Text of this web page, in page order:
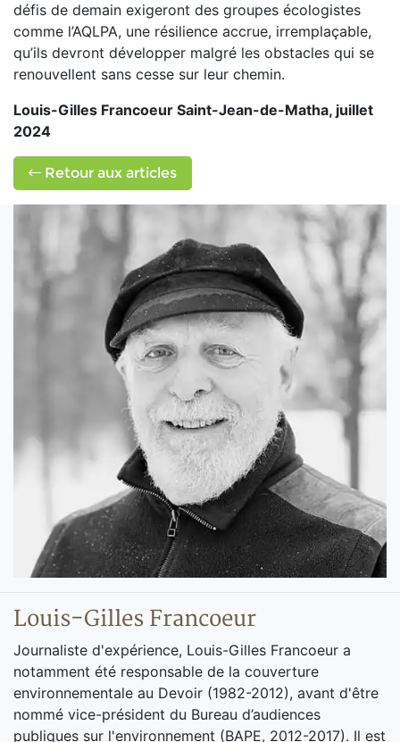
défis de demain exigeront des groupes écologistes
comme l’AQLPA, une résilience accrue, irremplaçable,
qu’ils devront développer malgré les obstacles qui se
renouvellent sans cesse sur leur chemin.
Louis-Gilles Francoeur Saint-Jean-de-Matha, juillet
2024
Retour aux articles
Louis-Gilles Francoeur
Journaliste d'expérience, Louis-Gilles Francoeur a
notamment été responsable de la couverture
environnementale au Devoir (1982-2012), avant d'être
nommé vice-président du Bureau d’audiences
publiques sur l'environnement (BAPE, 2012-2017). Il est